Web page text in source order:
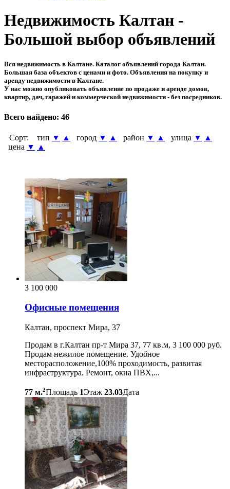
Недвижимость Калтан -
Большой выбор объявлений
Вся недвижимость в Калтане. Каталог объявлений города Калтан.
Большая база объектов с ценами и фото. Объявления на покупку и
аренду недвижимости в Калтане.
У нас можно опубликовать объявление по продаже и аренде домов,
квартир, дач, гаражей и коммерческой недвижимости - без посредников.
Всего найдено: 46
Сорт: тип ▼ ▲ город ▼ ▲ район ▼ ▲ улица ▼
▲
цена ▼ ▲
3 100 000
Офисные помещения
Калтан, проспект Мира, 37
Продам в г.Калтан пр-т Мира 37, 77 кв.м, 3 100 000 руб.
Продам нежилое помещение. Удобное
месторасположение,100% проходимость, развитая
инфраструктура. Ремонт, окна ПВХ,...
77 м.2Площадь 1Этаж 23.03Дата